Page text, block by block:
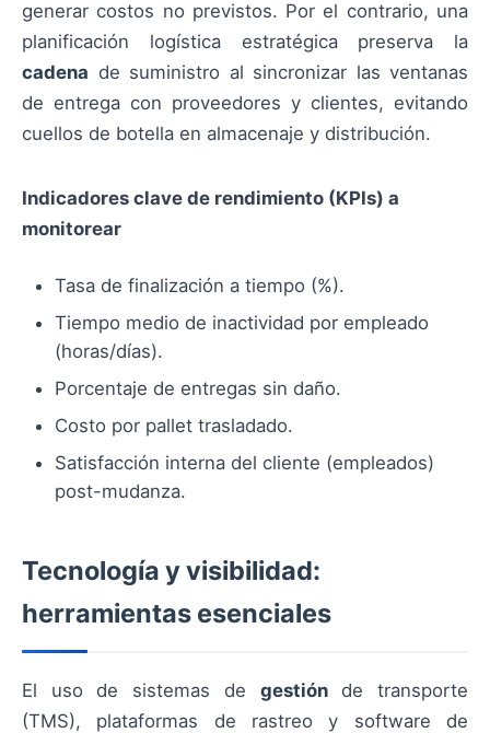
generar costos no previstos. Por el contrario, una
planificación logística estratégica preserva la
cadena de suministro al sincronizar las ventanas
de entrega con proveedores y clientes, evitando
cuellos de botella en almacenaje y distribución.
Indicadores clave de rendimiento (KPIs) a
monitorear
Tasa de finalización a tiempo (%).
Tiempo medio de inactividad por empleado
(horas/días).
Porcentaje de entregas sin daño.
Costo por pallet trasladado.
Satisfacción interna del cliente (empleados)
post-mudanza.
Tecnología y visibilidad:
herramientas esenciales
El uso de sistemas de gestiónde transporte
(TMS), plataformas de rastreo y software de